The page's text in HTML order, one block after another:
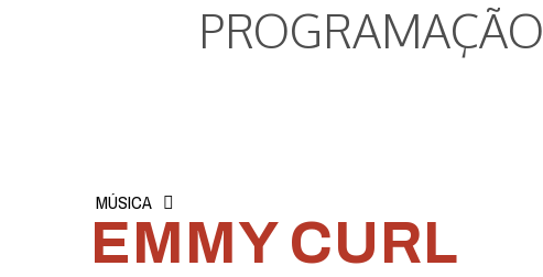
PROGRAMAÇÃO
MÚSICA
EMMY CURL